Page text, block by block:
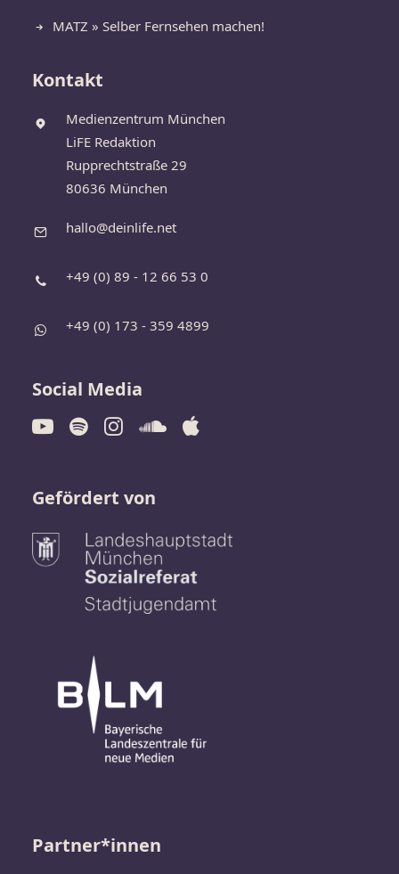
MATZ » Selber Fernsehen machen!
Kontakt
Medienzentrum München
LiFE Redaktion
Rupprechtstraße 29
80636 München
hallo@deinlife.net
+49 (0) 89 - 12 66 53 0
+49 (0) 173 - 359 4899
Social Media
Gefördert von
Partner*innen